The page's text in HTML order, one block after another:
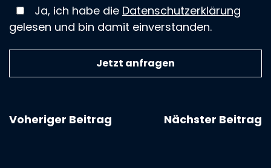
Ja, ich habe die Datenschutzerklärung
gelesen und bin damit einverstanden.
Voheriger Beitrag Nächster Beitrag